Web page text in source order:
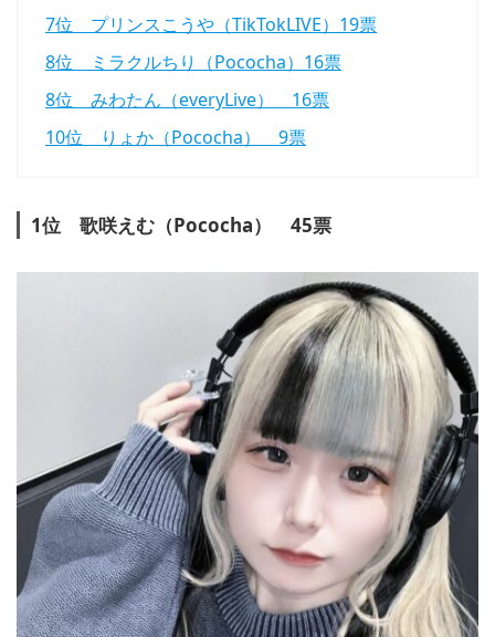
7位 プリンスこうや（TikTokLIVE）19票
8位 ミラクルちり（Pococha）16票
8位 みわたん（everyLive） 16票
10位 りょか（Pococha） 9票
1位 歌咲えむ（Pococha） 45票